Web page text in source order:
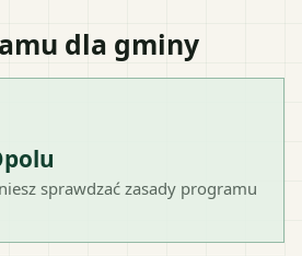
dla gminy
sprawdzać zasady programu